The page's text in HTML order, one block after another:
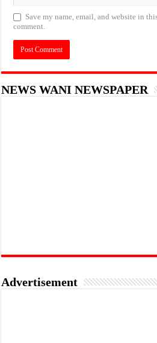
Save my name, email, and website in
comment.
NEWS WANI NEWSPAPER
Advertisement